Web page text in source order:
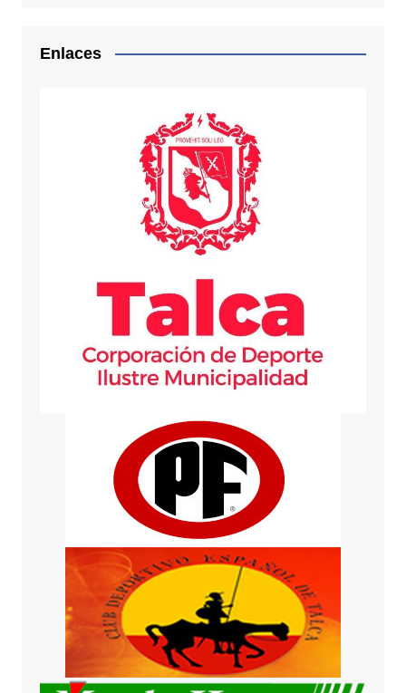
Enlaces